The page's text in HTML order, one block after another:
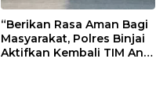
“Berikan Rasa Aman Bagi
Masyarakat, Polres Binjai
Aktifkan Kembali TIM Anti